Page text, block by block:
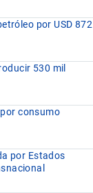
por USD 872
530 mil
consumo
por Estados